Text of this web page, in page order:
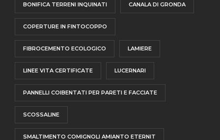
BONIFICA TERRENI INQUINATI CANALA DI GRONDA
COPERTURE IN FINTOCOPPO
FIBROCEMENTO ECOLOGICO LAMIERE
LINEE VITA CERTIFICATE LUCERNARI
PANNELLI COIBENTATI PER PARETI E FACCIATE
SCOSSALINE
SMALTIMENTO COMIGNOLI AMIANTO ETERNIT